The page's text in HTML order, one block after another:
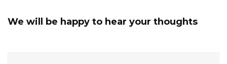
We will be happy to hear your thoughts